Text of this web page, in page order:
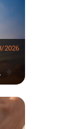
2026